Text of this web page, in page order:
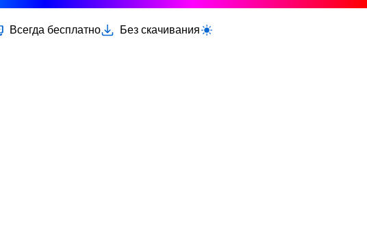
Всегда бесплатно Без скачиванияПереключить светлую/тёмную тему